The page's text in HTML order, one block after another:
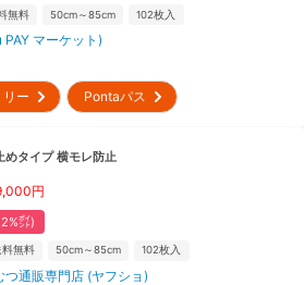
無料 50cm～85cm 102枚入
マーケット)
リー Pontaパス
めタイプ 横モレ防止
円
㌽)
料無料 50cm～85cm 102枚入
つ通販専門店 (ヤフショ)